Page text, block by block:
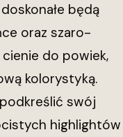
będą
oraz szaro-
do powiek,
kolorystyką.
swój
highlightów